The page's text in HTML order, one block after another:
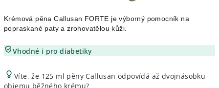
Krémová pěna Callusan FORTE je výborný pomocník na
popraskané paty a zrohovatělou kůži.
Vhodné i pro diabetiky
Víte, že 125 ml pěny Callusan odpovídá až dvojnásobku
objemu běžného krému?